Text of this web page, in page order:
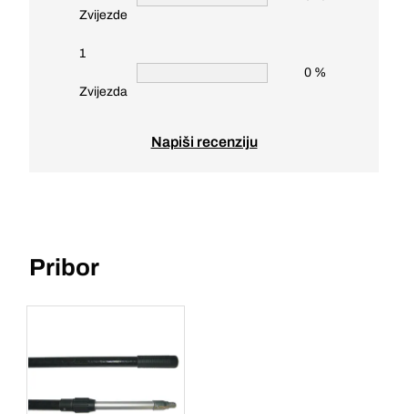
Zvijezde
1
Zvijezda
0 %
Napiši recenziju
Pribor